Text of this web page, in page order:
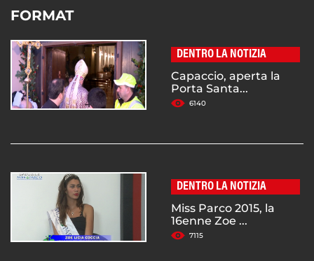
FORMAT
DENTRO LA NOTIZIA
Capaccio, aperta la
Porta Santa...
6140
DENTRO LA NOTIZIA
Miss Parco 2015, la
16enne Zoe ...
7115